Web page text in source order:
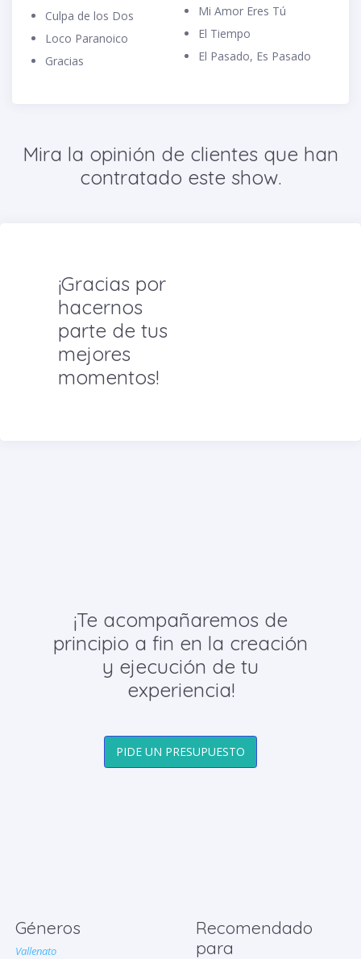
Culpa de los Dos
Loco Paranoico
Gracias
Mi Amor Eres Tú
El Tiempo
El Pasado, Es Pasado
Mira la opinión de clientes que han
contratado este show.
¡Gracias por
hacernos
parte de tus
mejores
momentos!
¡Te acompañaremos de
principio a fin en la creación
y ejecución de tu
experiencia!
PIDE UN PRESUPUESTO
Géneros
Vallenato
Recomendado
para